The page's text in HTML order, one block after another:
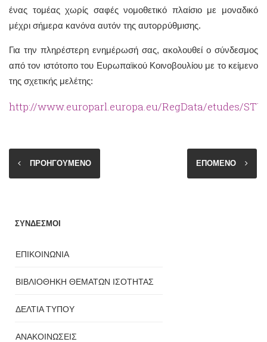
ένας τομέας χωρίς σαφές νομοθετικό πλαίσιο με μοναδικό
μέχρι σήμερα κανόνα αυτόν της αυτορρύθμισης.
Για την πληρέστερη ενημέρωσή σας, ακολουθεί ο σύνδεσμος
από τον ιστότοπο του Ευρωπαϊκού Κοινοβουλίου με το κείμενο
της σχετικής μελέτης:
http://www.europarl.europa.eu/RegData/etudes/
ΠΡΟΗΓΟΥΜΕΝΟ ΕΠΟΜΕΝΟ
ΣΥΝΔΕΣΜΟΙ
ΕΠΙΚΟΙΝΩΝΙΑ
ΒΙΒΛΙΟΘΗΚΗ ΘΕΜΑΤΩΝ ΙΣΟΤΗΤΑΣ
ΔΕΛΤΙΑ ΤΥΠΟΥ
ΑΝΑΚΟΙΝΩΣΕΙΣ